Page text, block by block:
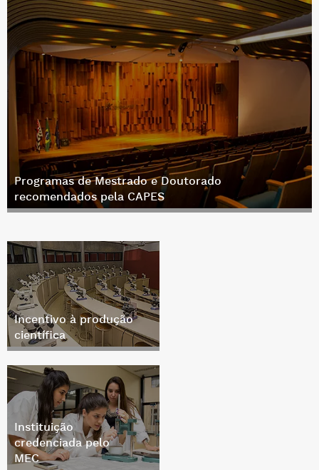
Programas de Mestrado e Doutorado
recomendados pela CAPES
Incentivo à produção
científica
Instituição
credenciada pelo
MEC